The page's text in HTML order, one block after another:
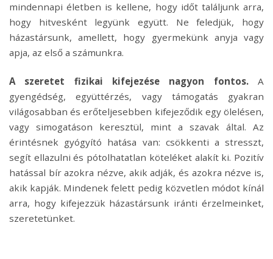
mindennapi életben is kellene, hogy időt találjunk arra,
hogy hitvesként legyünk együtt. Ne feledjük, hogy
házastársunk, amellett, hogy gyermekünk anyja vagy
apja, az első a számunkra.
A szeretet fizikai kifejezése nagyon fontos.A
gyengédség, együttérzés, vagy támogatás gyakran
világosabban és erőteljesebben kifejeződik egy ölelésen,
vagy simogatáson keresztül, mint a szavak által. Az
érintésnek gyógyító hatása van: csökkenti a stresszt,
segít ellazulni és pótolhatatlan köteléket alakít ki. Pozitív
hatással bír azokra nézve, akik adják, és azokra nézve is,
akik kapják. Mindenek felett pedig közvetlen módot kínál
arra, hogy kifejezzük házastársunk iránti érzelmeinket,
szeretetünket.